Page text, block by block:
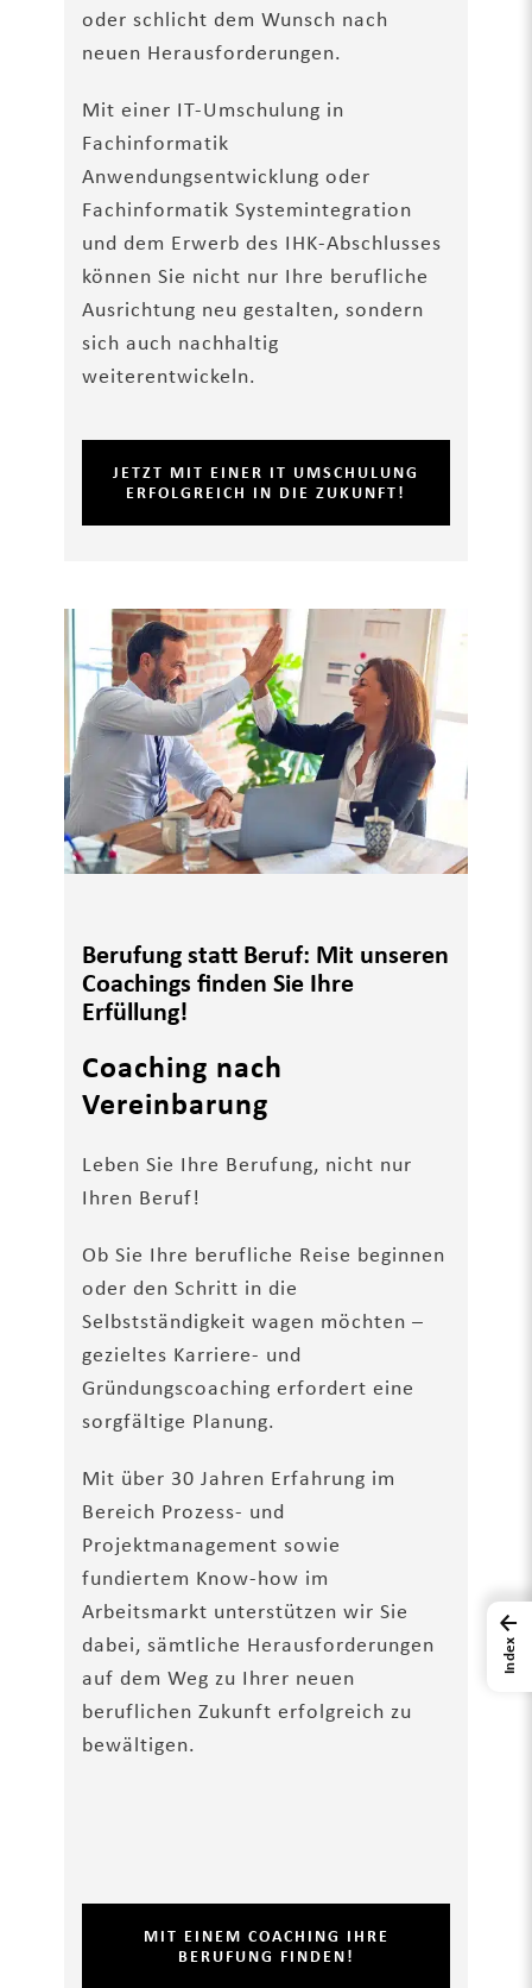
oder schlicht dem Wunsch nach
neuen Herausforderungen.
Mit einer IT-Umschulung in
Fachinformatik
Anwendungsentwicklung oder
Fachinformatik Systemintegration
und dem Erwerb des IHK-Abschlusses
können Sie nicht nur Ihre berufliche
Ausrichtung neu gestalten, sondern
sich auch nachhaltig
weiterentwickeln.
JETZT MIT EINER IT UMSCHULUNG
ERFOLGREICH IN DIE ZUKUNFT!
Berufung statt Beruf: Mit unseren
Coachings finden Sie Ihre
Erfüllung!
Coaching nach
Vereinbarung
Leben Sie Ihre Berufung, nicht nur
Ihren Beruf!
Ob Sie Ihre berufliche Reise beginnen
oder den Schritt in die
Selbstständigkeit wagen möchten –
gezieltes Karriere- und
Gründungscoaching erfordert eine
sorgfältige Planung.
Mit über 30 Jahren Erfahrung im
Bereich Prozess- und
Projektmanagement sowie
fundiertem Know-how im
Arbeitsmarkt unterstützen wir Sie
dabei, sämtliche Herausforderungen
auf dem Weg zu Ihrer neuen
beruflichen Zukunft erfolgreich zu
bewältigen.
MIT EINEM COACHING IHRE
BERUFUNG FINDEN!
←
Index